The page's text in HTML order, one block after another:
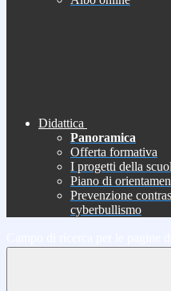
Didattica
Panoramica
Offerta formativa
I progetti della
Piano di
Prevenzione
cyberbullismo